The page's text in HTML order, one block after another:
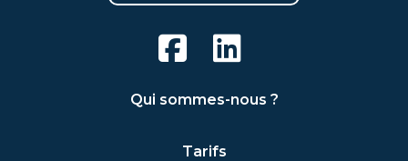
Qui sommes-nous ?
Tarifs